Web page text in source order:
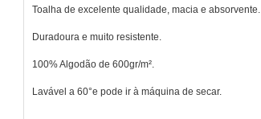
Toalha de excelente qualidade, macia e absorvente.
Duradoura e muito resistente.
100% Algodão de 600gr/m².
Lavável a 60°e pode ir à máquina de secar.